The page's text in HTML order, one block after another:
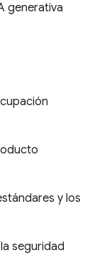
generativa
y los
seguridad